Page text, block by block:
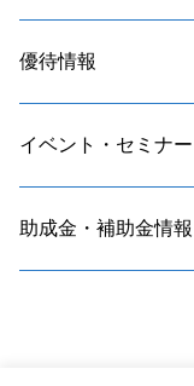
優待情報
イベント・セミナー
助成金・補助金情報